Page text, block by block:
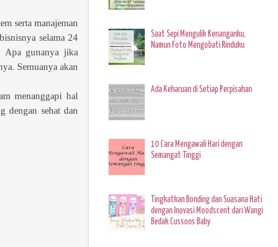
serta manajeman
selama 24
Apa gunanya jika
Semuanya akan
menanggapi hal
dengan sehat dan
Saat Sepi Mengulik Kenanganku,
Namun Foto Mengobati Rinduku
Ada Keharuan di Setiap Perpisahan
10 Cara Mengawali Hari dengan
Semangat Tinggi
Tingkatkan Bonding dan Suasana Hati
dengan Inovasi Moodscent dari Wangi
Bedak Cussons Baby